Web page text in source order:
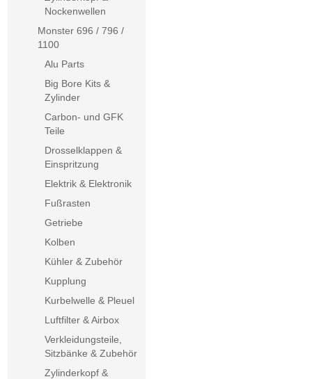
Nockenwellen
Monster 696 / 796 /
1100
Alu Parts
Big Bore Kits &
Zylinder
Carbon- und GFK
Teile
Drosselklappen &
Einspritzung
Elektrik & Elektronik
Fußrasten
Getriebe
Kolben
Kühler & Zubehör
Kupplung
Kurbelwelle & Pleuel
Luftfilter & Airbox
Verkleidungsteile,
Sitzbänke & Zubehör
Zylinderkopf &